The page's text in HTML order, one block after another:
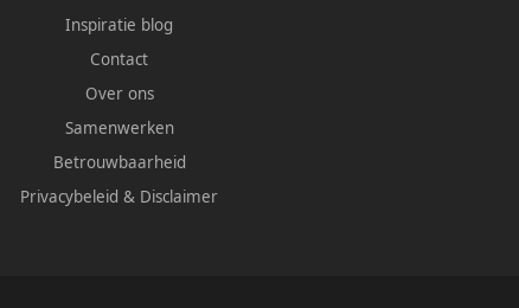
Inspiratie blog
Contact
Over ons
Samenwerken
Betrouwbaarheid
Privacybeleid & Disclaimer